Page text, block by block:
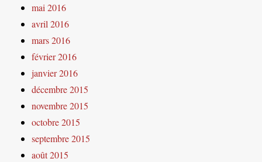
mai 2016
avril 2016
mars 2016
février 2016
janvier 2016
décembre 2015
novembre 2015
octobre 2015
septembre 2015
août 2015